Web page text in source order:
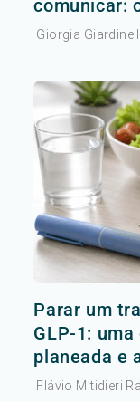
comunicar:
Giorgia
Parar um
GLP-1:
planeada e
Flávio Mitidieri